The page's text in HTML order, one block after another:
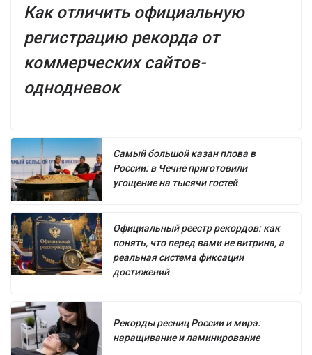
Как отличить официальную
регистрацию рекорда от
коммерческих сайтов-
однодневок
Самый большой казан плова в
России: в Чечне приготовили
угощение на тысячи гостей
Официальный реестр рекордов: как
понять, что перед вами не витрина, а
реальная система фиксации
достижений
Рекорды ресниц России и мира:
наращивание и ламинирование